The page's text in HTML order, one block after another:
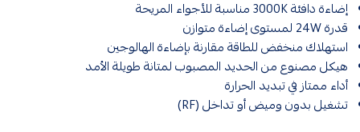
إضاءة دافئة 3000K مناسبة للأجواء المريحة
قدرة 24W لمستوى إضاءة متوازن
استهلاك منخفض للطاقة مقارنة بإضاءة الهالوجين
هيكل مصنوع من الحديد المصبوب لمتانة طويلة الأمد
أداء ممتاز في تبديد الحرارة
تشغيل بدون وميض أو تداخل (RF)